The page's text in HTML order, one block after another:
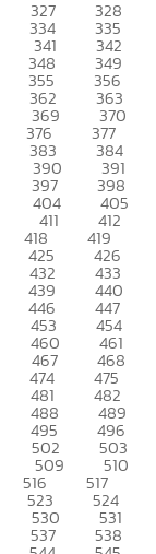
327 328
334 335
341 342
348 349
355 356
362 363
369 370
376 377
383 384
390 391
397 398
404 405
411 412
418 419
425 426
432 433
439 440
446 447
453 454
460 461
467 468
474 475
481 482
488 489
495 496
502 503
509 510
516 517
523 524
530 531
537 538